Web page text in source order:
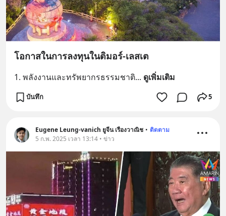
โอกาสในการลงทุนในติมอร์-เลสเต
1. พลังงานและทรัพยากรธรรมชาติ... ดูเพิ่มเติม
บันทึก 5
Eugene Leung-vanich ยูจีน เรืองวาณิช • ติดตาม
5 ก.พ. 2025 เวลา 13:14 • ข่าว